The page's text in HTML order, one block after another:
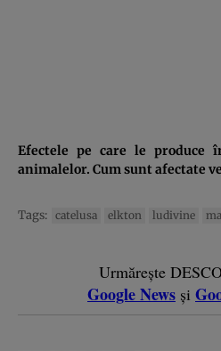
Efectele pe care le produce
animalelor. Cum sunt afectate
Tags: catelusa elkton ludivine
Urmărește
Google News și